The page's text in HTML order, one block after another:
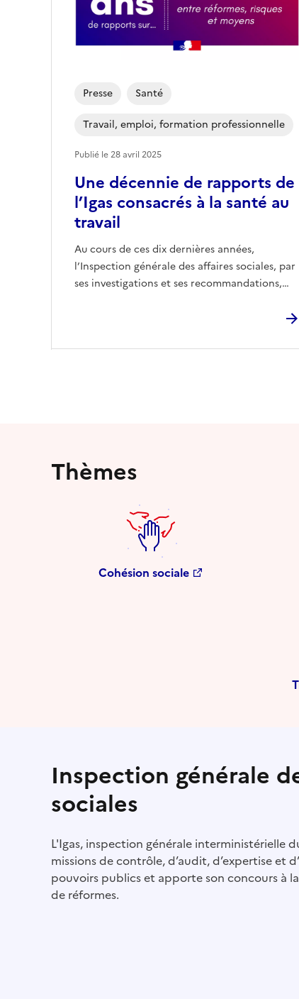
Une décennie de rapports de
l’Igas consacrés à la santé au
travail
Au cours de ces dix dernières années,
l’Inspection générale des affaires sociales, par
ses investigations et ses recommandations,…
Presse Santé
Travail, emploi, formation professionnelle
Publié le28 avril 2025
Thèmes
Cohésion sociale
Inspection générale
sociales
L'Igas, inspection générale interministérielle
missions de contrôle, d’audit, d’expertise et
pouvoirs publics et apporte son concours à
de réformes.